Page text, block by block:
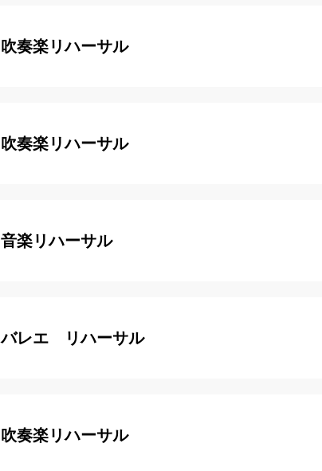
吹奏楽リハーサル
吹奏楽リハーサル
音楽リハーサル
バレエ リハーサル
吹奏楽リハーサル